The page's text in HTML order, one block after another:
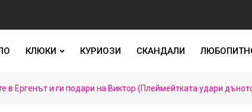
КЛЮКИ КУРИОЗИ СКАНДАЛИ
в Ергенът и ги подари на Виктор (Плеймейтката удари